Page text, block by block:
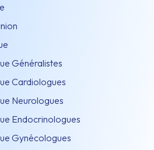
Généralistes
Cardiologues
Neurologues
Endocrinologues
Gynécologues